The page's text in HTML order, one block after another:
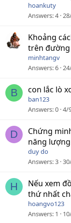
hoankuty
Answers 4
Khoảng
trên đường
minhtangv
Answers 6
B con lắc lò
ban123
Answers 0 4/
D
Chứng
năng lượng
duy do
Answers 3
H
Nếu xem
thứ nhất
hoangvo123
Answers 1